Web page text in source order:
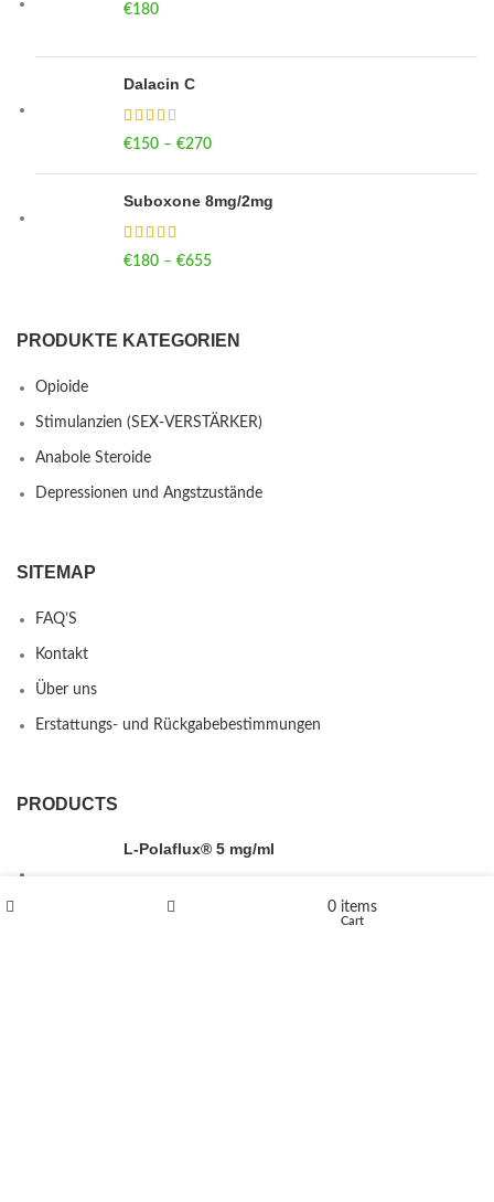
€180
Dalacin C
€150 – €270
Suboxone 8mg/2mg
€180 – €655
PRODUKTE KATEGORIEN
Opioide
Stimulanzien (SEX-VERSTÄRKER)
Anabole Steroide
Depressionen und Angstzustände
SITEMAP
FAQ’S
Kontakt
Über uns
Erstattungs- und Rückgabebestimmungen
PRODUCTS
L-Polaflux® 5 mg/ml
0 items
Cart